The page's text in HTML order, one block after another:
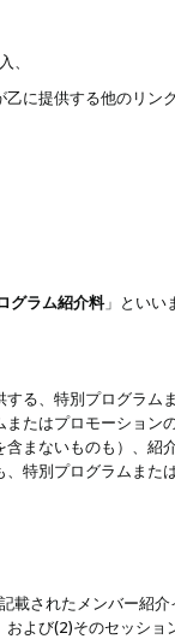
、
に提供する他のリン
グラム紹介料」といい
る、特別プログラム
たはプロモーション
まないものも）、紹
特別プログラムまた
載されたメンバー紹
よび(2)そのセッショ